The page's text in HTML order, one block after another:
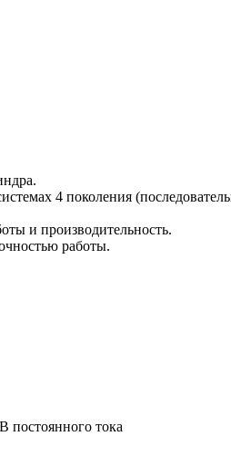
4 поколения
и производительность.
работы.
постоянного тока